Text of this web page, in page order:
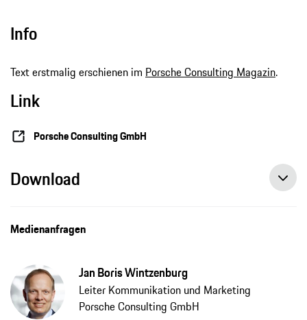
Info
Text erstmalig erschienen im Porsche Consulting Magazin.
Link
Porsche Consulting GmbH
Download
Medienanfragen
Jan Boris Wintzenburg
Leiter Kommunikation und Marketing
Porsche Consulting GmbH